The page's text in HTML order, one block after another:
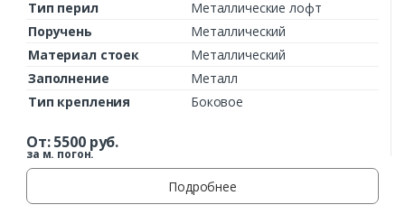
Тип перил
Металлические лофт
Поручень
Металлический
Материал стоек
Металлический
Заполнение
Металл
Тип крепления
Боковое
От:5500руб.
за м. погон.
Подробнее